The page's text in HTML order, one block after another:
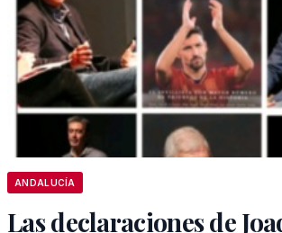
ANDALUCÍA
Las declaraciones de